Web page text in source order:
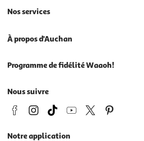
Nos services
À propos d'Auchan
Programme de fidélité Waaoh!
Nous suivre
Notre application